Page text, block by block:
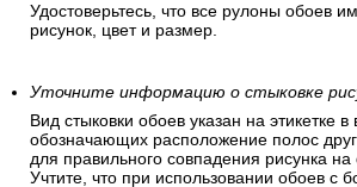
Удостоверьтесь, что все рулоны обоев
рисунок, цвет и размер.
Уточните информацию о стыковке
Вид стыковки обоев указан на этикетке в
обозначающих расположение полос
для правильного совпадения рисунка на
Учтите, что при использовании обоев с